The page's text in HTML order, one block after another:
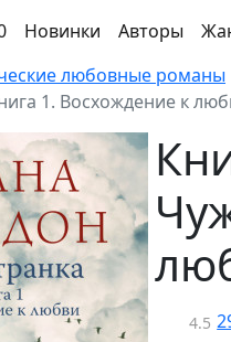
Новинки Авторы
любовные романы
1. Восхождение к
4.5